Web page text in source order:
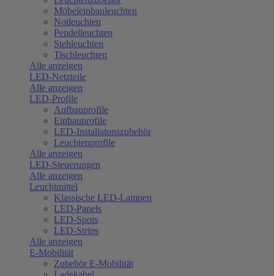
Möbeleinbauleuchten
Notleuchten
Pendelleuchten
Stehleuchten
Tischleuchten
Alle anzeigen
LED-Netzteile
Alle anzeigen
LED-Profile
Aufbauprofile
Einbauprofile
LED-Installatonszubehör
Leuchtenprofile
Alle anzeigen
LED-Steuerungen
Alle anzeigen
Leuchtmittel
Klassische LED-Lampen
LED-Panels
LED-Spots
LED-Strips
Alle anzeigen
E-Mobilität
Zubehör E-Mobilität